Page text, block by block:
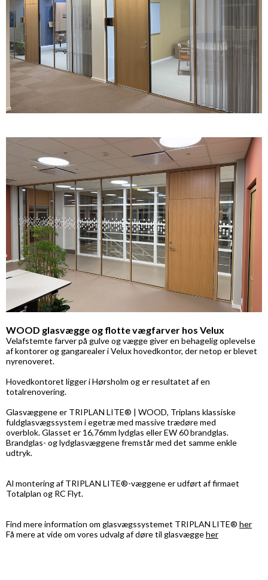
WOOD glasvægge og flotte vægfarver hos Velux
Velafstemte farver på gulve og vægge giver en behagelig oplevelse
af kontorer og gangarealer i Velux hovedkontor, der netop er blevet
nyrenoveret.
Hovedkontoret ligger i Hørsholm og er resultatet af en
totalrenovering.
Glasvæggene er TRIPLAN LITE® | WOOD, Triplans klassiske
fuldglasvægssystem i egetræ med massive trædøre med
overblok. Glasset er 16,76mm lydglas eller EW 60 brandglas.
Brandglas- og lydglasvæggene fremstår med det samme enkle
udtryk.
Al montering af TRIPLAN LITE®-væggene er udført af firmaet
Totalplan og RC Flyt.
Find mere information om glasvægssystemet TRIPLAN LITE® her
Få mere at vide om vores udvalg af døre til glasvæggeher